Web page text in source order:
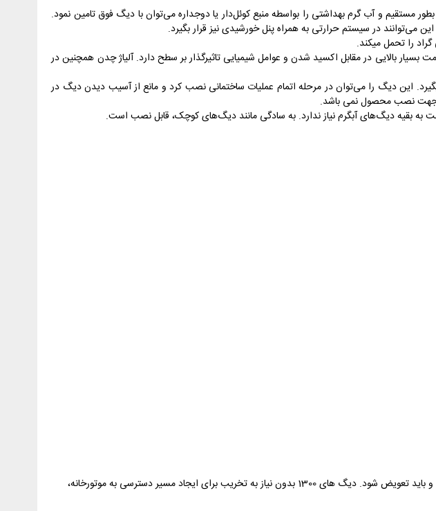
آب گرم گرمایشی را بطور مستقیم و آب گرم بهداشتی را بواسطه منبع کوئل‌دار یا دوجداره می‌توان با دیگ فوق تامین نمود.
بالایی در مقابل اکسید شدن و عوامل شیمیایی تاثیرگذار بر سطح دارد. آلیاژ چدن همچنین در
بودن آن، به سادگی صورت میگیرد. این دیگ را می‌توان در مرحله اتمام عملیات ساختمانی نصب کرد و مانع از آسیب دیدن دیگ در
جهت نصب محصول نمی باشد.
به بقیه دیگ‌های آبگرم نیاز ندارد. به سادگی مانند دیگ‌های کوچک، قابل نصب است.
2- در محلهایی که موتورخانه زیرزمینی دارند و دیگ های فولادی یکپارچه در آن محل دچار اشکالات اساسی است و باید تعویض شود. دیگ های 1300 بدون نیاز به تخریب برای ایجاد مسیر دسترسی به موتورخانه،